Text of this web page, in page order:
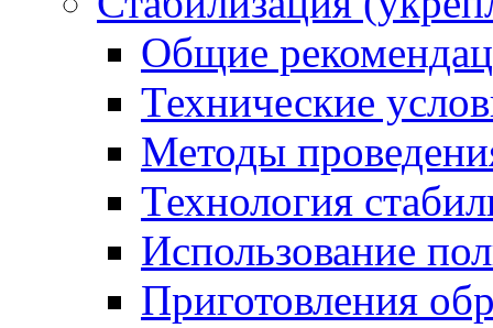
Общие
Технические
Методы
Технология
Использование
Приготовления